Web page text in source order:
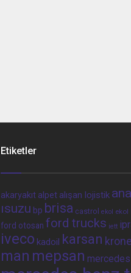
Etiketler
akaryakıt alpet alışan lojistik
ısuzu bp brisa castrol ekol ekol
ford otosan ford trucks iett
iveco kadoil karsan
man mepsan